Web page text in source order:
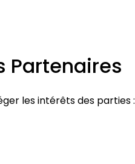
Partenaires
les intérêts des parties :